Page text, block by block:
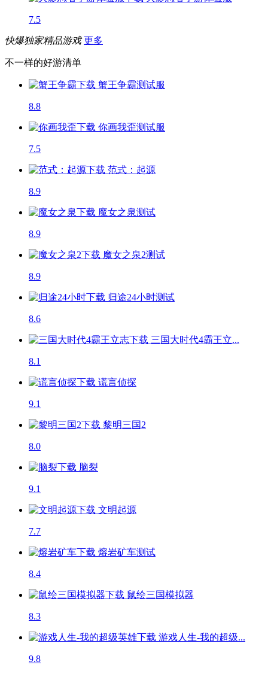
7.5
快爆独家精品游戏 更多
不一样的好游清单
蟹王争霸测试服
8.8
你画我歪测试服
7.5
范式：起源
8.9
魔女之泉测试
8.9
魔女之泉2测试
8.9
归途24小时测试
8.6
三国大时代4霸王立...
8.1
谎言侦探
9.1
黎明三国2
8.0
脑裂
9.1
文明起源
7.7
熔岩矿车测试
8.4
鼠绘三国模拟器
8.3
游戏人生-我的超级...
9.8